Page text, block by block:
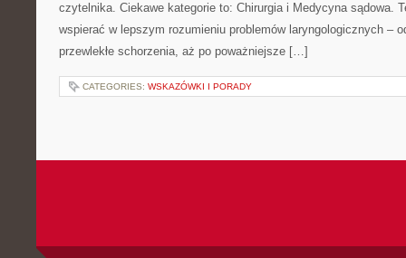
czytelnika. Ciekawe kategorie to: Chirurgia i Medycyna sądowa.
wspierać w lepszym rozumieniu problemów laryngologicznych –
przewlekłe schorzenia, aż po poważniejsze […]
CATEGORIES: WSKAZÓWKI I PORADY